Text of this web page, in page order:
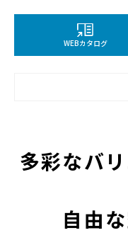
WEBカタログ
多彩なバ
自由